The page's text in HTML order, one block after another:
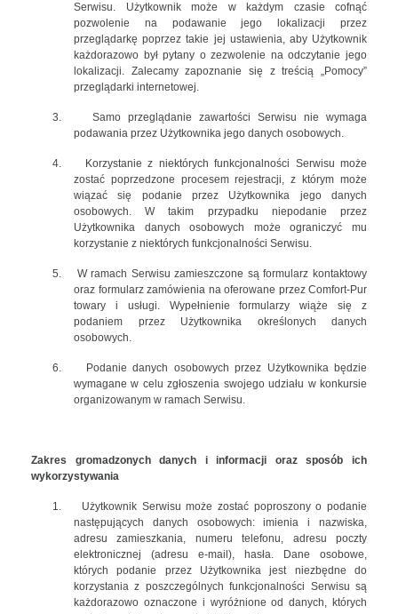
Serwisu. Użytkownik może w każdym czasie cofnąć
pozwolenie na podawanie jego lokalizacji przez
przeglądarkę poprzez takie jej ustawienia, aby Użytkownik
każdorazowo był pytany o zezwolenie na odczytanie jego
lokalizacji. Zalecamy zapoznanie się z treścią „Pomocy”
przeglądarki internetowej.
3.
Samo przeglądanie zawartości Serwisu nie wymaga
podawania przez Użytkownika jego danych osobowych.
4.
Korzystanie z niektórych funkcjonalności Serwisu może
zostać poprzedzone procesem rejestracji, z którym może
wiązać się podanie przez Użytkownika jego danych
osobowych. W takim przypadku niepodanie przez
Użytkownika danych osobowych może ograniczyć mu
korzystanie z niektórych funkcjonalności Serwisu.
5.
W ramach Serwisu zamieszczone są formularz kontaktowy
oraz formularz zamówienia na oferowane przez Comfort-Pur
towary i usługi. Wypełnienie formularzy wiąże się z
podaniem przez Użytkownika określonych danych
osobowych.
6.
Podanie danych osobowych przez Użytkownika będzie
wymagane w celu zgłoszenia swojego udziału w konkursie
organizowanym w ramach Serwisu.
Zakres gromadzonych danych i informacji oraz sposób ich
wykorzystywania
1.
Użytkownik Serwisu może zostać poproszony o podanie
następujących danych osobowych: imienia i nazwiska,
adresu zamieszkania, numeru telefonu, adresu poczty
elektronicznej (adresu e-mail), hasła. Dane osobowe,
których podanie przez Użytkownika jest niezbędne do
korzystania z poszczególnych funkcjonalności Serwisu są
każdorazowo oznaczone i wyróżnione od danych, których